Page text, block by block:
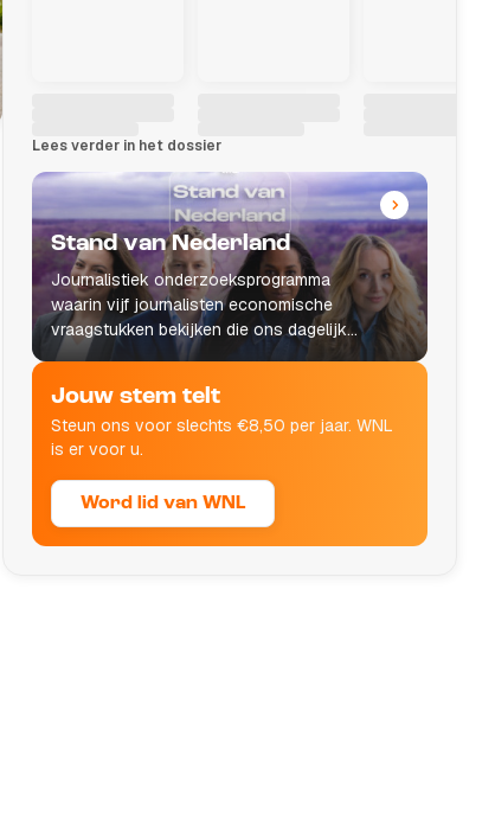
Lees verder in het dossier
Stand van Nederland
Journalistiek onderzoeksprogramma
waarin vijf journalisten economische
vraagstukken bekijken die ons dagelijks
leven raken.
Jouw stem telt
Steun ons voor slechts €8,50 per jaar. WNL
is er voor u.
Word lid van WNL